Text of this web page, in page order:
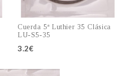
Cuerda 5ª Luthier 35 Clásica
LU-S5-35
3.2€